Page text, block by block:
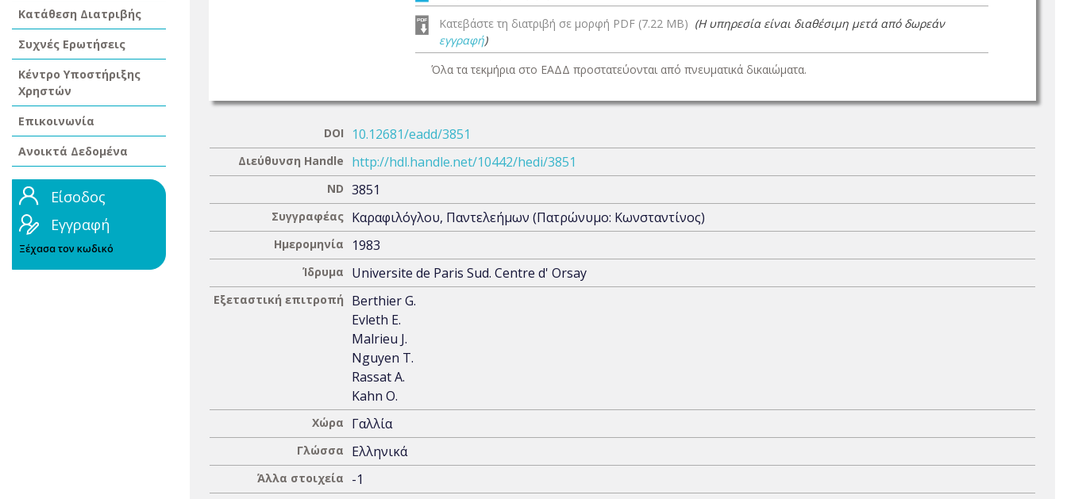
Κατάθεση Διατριβής
Συχνές Ερωτήσεις
Κέντρο Υποστήριξης
Χρηστών
Επικοινωνία
Ανοικτά Δεδομένα
Είσοδος
Εγγραφή
Ξέχασα τον κωδικό
Κατεβάστε τη διατριβή σε μορφή PDF (7.22 MB) (Η υπηρεσία είναι διαθέσιμη μετά από δωρεάν
εγγραφή)
Όλα τα τεκμήρια στο ΕΑΔΔ προστατεύονται από πνευματικά δικαιώματα.
DOI 10.12681/eadd/3851
Διεύθυνση Handle http://hdl.handle.net/10442/hedi/3851
ND 3851
Συγγραφέας Καραφιλόγλου, Παντελεήμων (Πατρώνυμο: Κωνσταντίνος)
Ημερομηνία 1983
Ίδρυμα Universite de Paris Sud. Centre d' Orsay
Εξεταστική επιτροπή
Berthier G.
Evleth E.
Malrieu J.
Nguyen T.
Rassat A.
Kahn O.
Χώρα Γαλλία
Γλώσσα Ελληνικά
Άλλα στοιχεία -1